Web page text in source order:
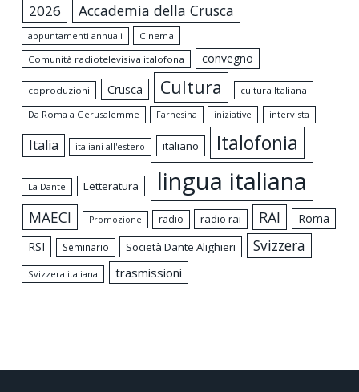
2026 Accademia della Crusca
appuntamenti annuali
Cinema
Comunità radiotelevisiva italofona
convegno
coproduzioni Crusca Cultura
cultura Italiana
Da Roma a Gerusalemme
Farnesina iniziative intervista
Italia italiani all'estero italiano Italofonia
La Dante Letteratura lingua italiana
MAECI Promozione radio radio rai RAI
Roma
RSI
Seminario Società Dante Alighieri Svizzera
Svizzera italiana trasmissioni